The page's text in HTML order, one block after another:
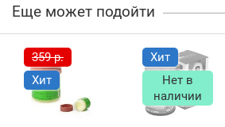
Еще может подойти
359 р.
Хит
Хит
Нет в
наличии